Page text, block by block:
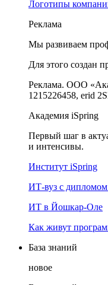
Логотипы
Реклама
Мы развиваем
Для этого создан
Реклама. ООО
1215226458, erid
Академия iSpring
Первый шаг в
и интенсивы.
Институт iSpring
ИТ-вуз с дипломом
ИТ в Йошкар-Оле
Как живут
База знаний
новое